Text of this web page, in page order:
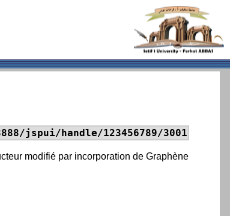
jspui/handle/123456789/3001
modifié par incorporation de Graphène